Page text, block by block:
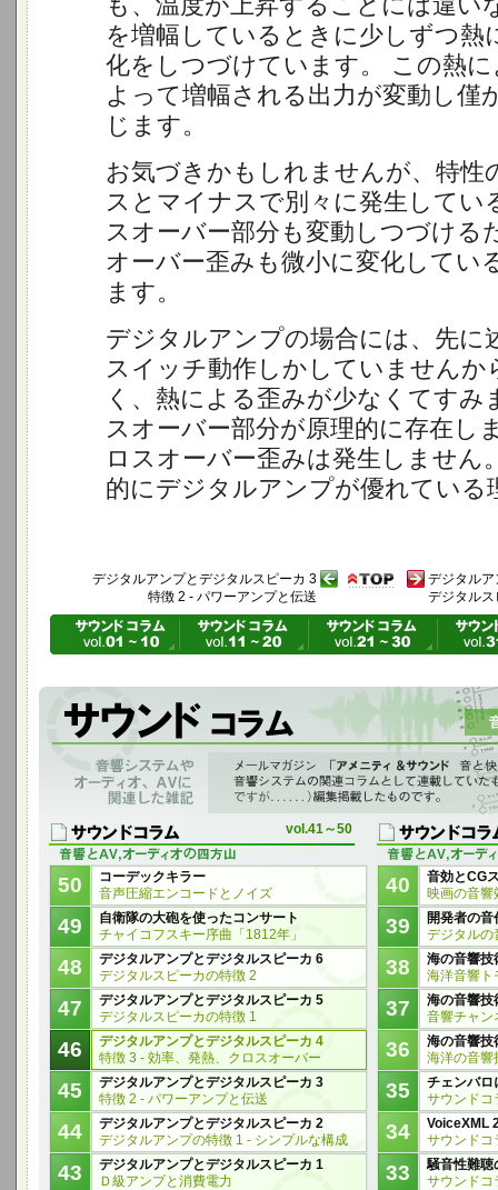
を増幅しているときに少しずつ熱
化をしつづけています。 この熱
よって増幅される出力が変動し僅
じます。
お気づきかもしれませんが、特性
スとマイナスで別々に発生してい
スオーバー部分も変動しつづける
オーバー歪みも微小に変化してい
ます。
デジタルアンプの場合には、先に
スイッチ動作しかしていませんか
く、熱による歪みが少なくてすみ
スオーバー部分が原理的に存在し
ロスオーバー歪みは発生しません
的にデジタルアンプが優れている
デジタルアンプとデジタルスピーカ 3
特徴 2 - パワーアンプと伝送
デジタル
デジタル
音響システムやオーディオ、AVに関連した雑記
「アメニティ＆サウンド音と快適の空間へ」 vol.12～vol.64に 音響システ
ものを編集掲載したものです。
vol.41～50
50
コーデックキラー
音声圧縮エンコードとノイズ
49
自衛隊の大砲を使ったコンサート
チャイコフスキー序曲「1812年」
48
デジタルアンプとデジタルスピーカ 6
デジタルスピーカの特徴 2
47
デジタルアンプとデジタルスピーカ 5
デジタルスピーカの特徴 1
46
デジタルアンプとデジタルスピーカ 4
特徴 3 - 効率、発熱、クロスオーバー
45
デジタルアンプとデジタルスピーカ 3
特徴 2 - パワーアンプと伝送
44
デジタルアンプとデジタルスピーカ 2
デジタルアンプの特徴 1 - シンプルな構成
43
デジタルアンプとデジタルスピーカ 1
Ｄ級アンプと消費電力
40
音効とCG
映画の音響
39
開発者の
デジタルの
38
海の音響技
海洋音響ト
37
海の音響技
音響チャン
36
海の音響技
海洋の音響
35
チェンバロ
サウンドコ
34
VoiceXML
サウンドコ
33
騒音性難聴
サウンドコ